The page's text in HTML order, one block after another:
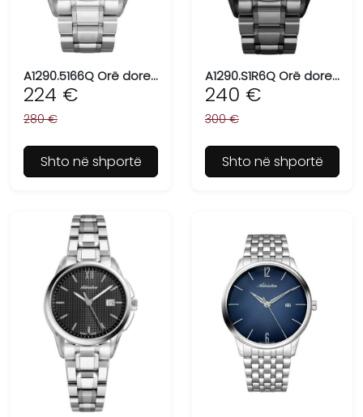
A1290.5166Q Orë dore për meshkuj ADRIATICA, Swiss Made
224 €
280 €
Shto në shportë
A1290.S1R6Q Orë dore për meshkuj ADRIATICA, Swiss Made
240 €
300 €
Shto në shportë